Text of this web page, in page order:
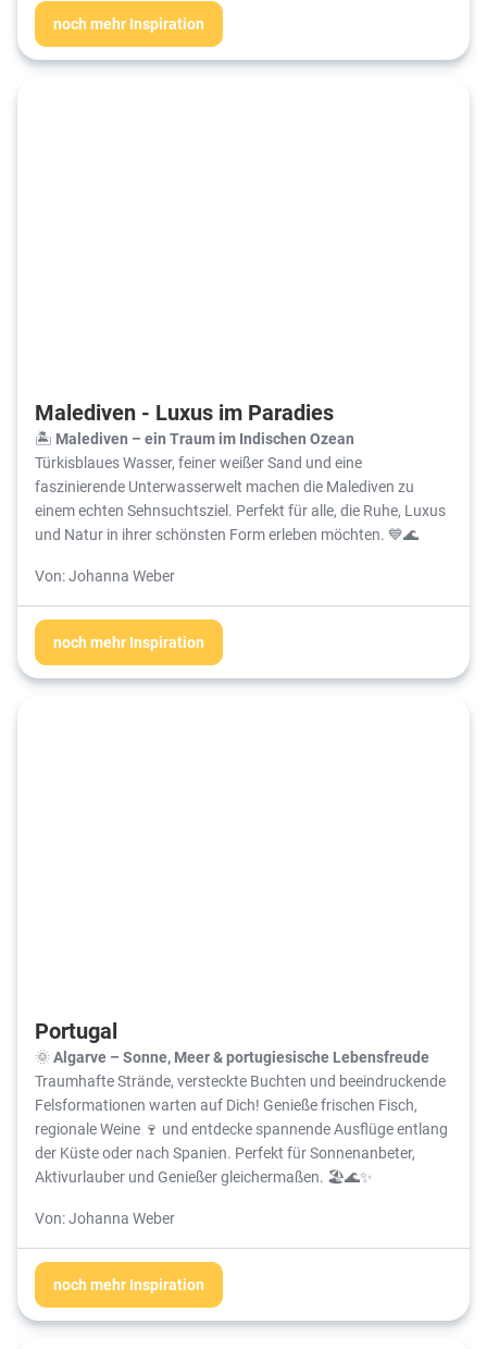
noch mehr Inspiration
Malediven - Luxus im Paradies
🏝️ Malediven – ein Traum im Indischen Ozean
Türkisblaues Wasser, feiner weißer Sand und eine
faszinierende Unterwasserwelt machen die Malediven zu
einem echten Sehnsuchtsziel. Perfekt für alle, die Ruhe, Luxus
und Natur in ihrer schönsten Form erleben möchten. 💙🌊
Von: Johanna Weber
noch mehr Inspiration
Portugal
🌞 Algarve – Sonne, Meer & portugiesische Lebensfreude
Traumhafte Strände, versteckte Buchten und beeindruckende
Felsformationen warten auf Dich! Genieße frischen Fisch,
regionale Weine 🍷 und entdecke spannende Ausflüge entlang
der Küste oder nach Spanien. Perfekt für Sonnenanbeter,
Aktivurlauber und Genießer gleichermaßen. 🏖️🌊✨
Von: Johanna Weber
noch mehr Inspiration